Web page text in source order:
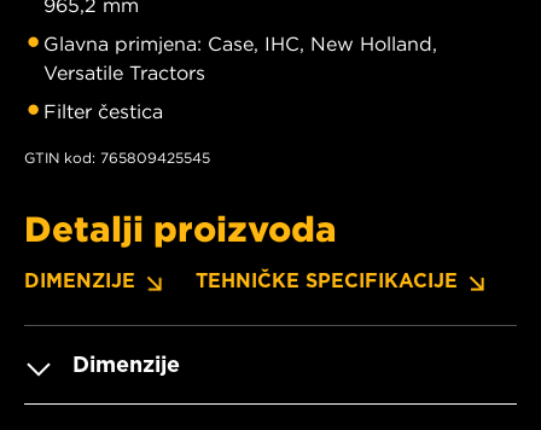
965,2 mm
Glavna primjena: Case, IHC, New Holland,
Versatile Tractors
Filter čestica
GTIN kod: 765809425545
Detalji proizvoda
DIMENZIJE TEHNIČKE SPECIFIKACIJE
Dimenzije